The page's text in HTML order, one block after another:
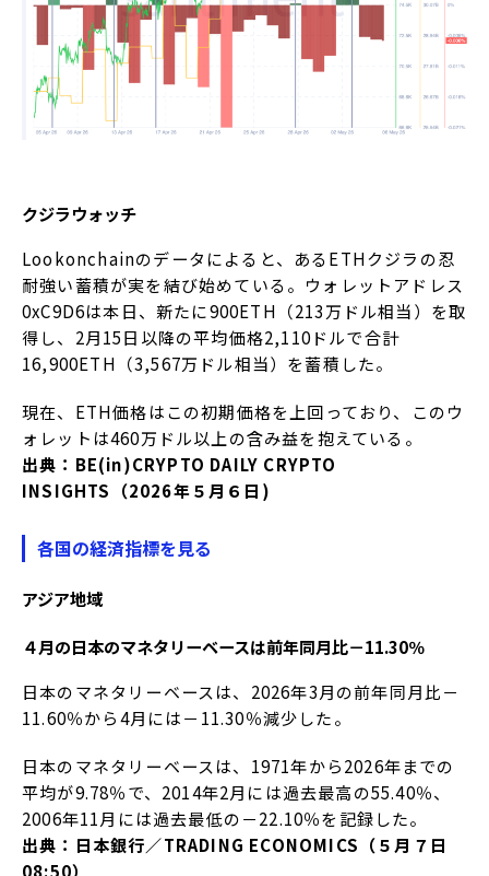
クジラウォッチ
Lookonchainのデータによると、あるETHクジラの忍
耐強い蓄積が実を結び始めている。ウォレットアドレス
0xC9D6は本日、新たに900ETH（213万ドル相当）を取
得し、2月15日以降の平均価格2,110ドルで合計
16,900ETH（3,567万ドル相当）を蓄積した。
現在、ETH価格はこの初期価格を上回っており、このウ
ォレットは460万ドル以上の含み益を抱えている。
出典：BE(in)CRYPTO DAILY CRYPTO
INSIGHTS（2026年５月６日)
各国の経済指標を見る
アジア地域
４月の日本のマネタリーベースは前年同月比－11.30％
日本のマネタリーベースは、2026年3月の前年同月比－
11.60％から4月には－11.30％減少した。
日本のマネタリーベースは、1971年から2026年までの
平均が9.78％で、2014年2月には過去最高の55.40％、
2006年11月には過去最低の－22.10％を記録した。
出典：日本銀行／TRADING ECONOMICS（５月７日
08:50）